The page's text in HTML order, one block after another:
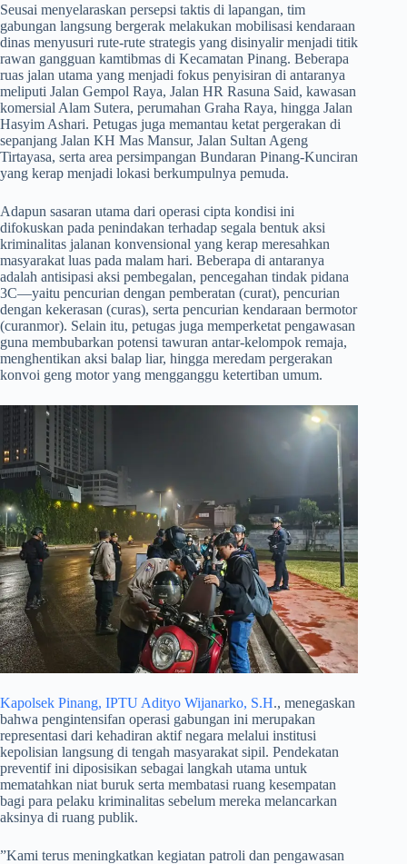
​Seusai menyelaraskan persepsi taktis di lapangan, tim
gabungan langsung bergerak melakukan mobilisasi kendaraan
dinas menyusuri rute-rute strategis yang disinyalir menjadi titik
rawan gangguan kamtibmas di Kecamatan Pinang. Beberapa
ruas jalan utama yang menjadi fokus penyisiran di antaranya
meliputi Jalan Gempol Raya, Jalan HR Rasuna Said, kawasan
komersial Alam Sutera, perumahan Graha Raya, hingga Jalan
Hasyim Ashari. Petugas juga memantau ketat pergerakan di
sepanjang Jalan KH Mas Mansur, Jalan Sultan Ageng
Tirtayasa, serta area persimpangan Bundaran Pinang-Kunciran
yang kerap menjadi lokasi berkumpulnya pemuda.
​Adapun sasaran utama dari operasi cipta kondisi ini
difokuskan pada penindakan terhadap segala bentuk aksi
kriminalitas jalanan konvensional yang kerap meresahkan
masyarakat luas pada malam hari. Beberapa di antaranya
adalah antisipasi aksi pembegalan, pencegahan tindak pidana
3C—yaitu pencurian dengan pemberatan (curat), pencurian
dengan kekerasan (curas), serta pencurian kendaraan bermotor
(curanmor). Selain itu, petugas juga memperketat pengawasan
guna membubarkan potensi tawuran antar-kelompok remaja,
menghentikan aksi balap liar, hingga meredam pergerakan
konvoi geng motor yang mengganggu ketertiban umum.
Kapolsek Pinang, IPTU Adityo Wijanarko, S.H., menegaskan
bahwa pengintensifan operasi gabungan ini merupakan
representasi dari kehadiran aktif negara melalui institusi
kepolisian langsung di tengah masyarakat sipil. Pendekatan
preventif ini diposisikan sebagai langkah utama untuk
mematahkan niat buruk serta membatasi ruang kesempatan
bagi para pelaku kriminalitas sebelum mereka melancarkan
aksinya di ruang publik.
​”Kami terus meningkatkan kegiatan patroli dan pengawasan